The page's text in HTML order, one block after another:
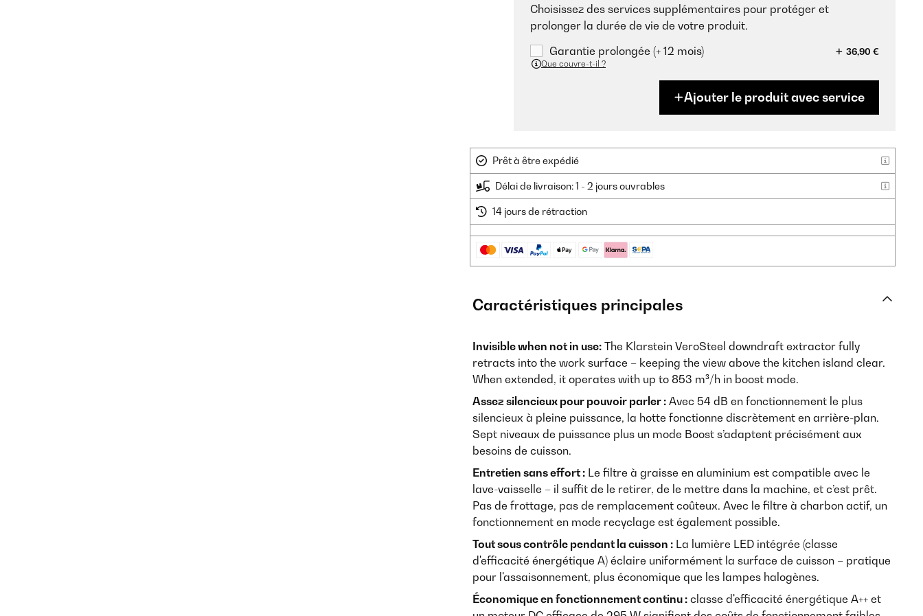
Choisissez des services supplémentaires pour protéger et
prolonger la durée de vie de votre produit.
Garantie prolongée (+ 12 mois)
36,90 €
Que couvre-t-il ?
Ajouter le produit avec service
Prêt à être expédié
Délai de livraison: 1 - 2 jours ouvrables
14 jours de rétraction
Caractéristiques principales
Invisible when not in use: The Klarstein VeroSteel downdraft extractor fully
retracts into the work surface – keeping the view above the kitchen island clear.
When extended, it operates with up to 853 m³/h in boost mode.
Assez silencieux pour pouvoir parler : Avec 54 dB en fonctionnement le plus
silencieux à pleine puissance, la hotte fonctionne discrètement en arrière-plan.
Sept niveaux de puissance plus un mode Boost s’adaptent précisément aux
besoins de cuisson.
Entretien sans effort : Le filtre à graisse en aluminium est compatible avec le
lave-vaisselle – il suffit de le retirer, de le mettre dans la machine, et c’est prêt.
Pas de frottage, pas de remplacement coûteux. Avec le filtre à charbon actif, un
fonctionnement en mode recyclage est également possible.
Tout sous contrôle pendant la cuisson : La lumière LED intégrée (classe
d'efficacité énergétique A) éclaire uniformément la surface de cuisson – pratique
pour l'assaisonnement, plus économique que les lampes halogènes.
Économique en fonctionnement continu : classe d'efficacité énergétique A++ et